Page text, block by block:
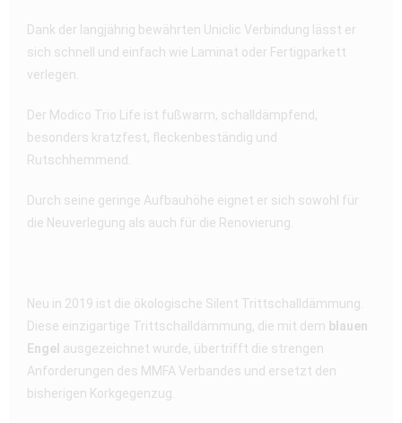
Dank der langjährig bewährten Uniclic Verbindung lässt er
sich schnell und einfach wie Laminat oder Fertigparkett
verlegen.
Der Modico Trio Life ist fußwarm, schalldämpfend,
besonders kratzfest, fleckenbeständig und
Rutschhemmend.
Durch seine geringe Aufbauhöhe eignet er sich sowohl für
die Neuverlegung als auch für die Renovierung.
Neu in 2019 ist die ökologische Silent Trittschalldämmung.
Diese einzigartige Trittschalldämmung, die mit dem blauen
Engel ausgezeichnet wurde, übertrifft die strengen
Anforderungen des MMFA Verbandes und ersetzt den
bisherigen Korkgegenzug.